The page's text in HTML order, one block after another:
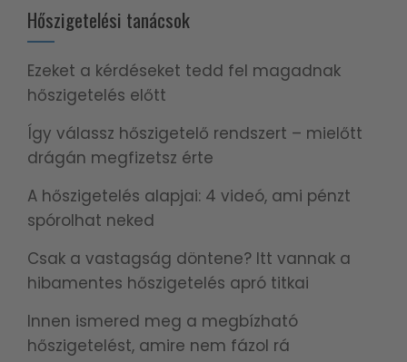
Hőszigetelési tanácsok
Ezeket a kérdéseket tedd fel magadnak
hőszigetelés előtt
Így válassz hőszigetelő rendszert – mielőtt
drágán megfizetsz érte
A hőszigetelés alapjai: 4 videó, ami pénzt
spórolhat neked
Csak a vastagság döntene? Itt vannak a
hibamentes hőszigetelés apró titkai
Innen ismered meg a megbízható
hőszigetelést, amire nem fázol rá